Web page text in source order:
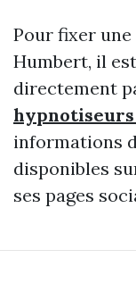
Pour fixer
Humbert, il
directement
hypnotiseurs
informations
disponibles
ses pages